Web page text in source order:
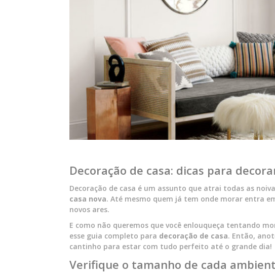
Decoração de casa: dicas para
Decoração de casa é um assunto que atrai todas as
casa nova. Até mesmo quem já tem onde morar entra
novos ares.
E como não queremos que você enlouqueça tentando
esse guia completo para decoração de casa. Então,
cantinho para estar com tudo perfeito até o grande dia!
Verifique o tamanho de cada